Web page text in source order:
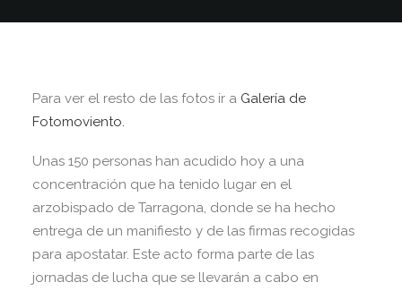
Para ver el resto de las fotos ir a Galería de
Fotomoviento.
Unas 150 personas han acudido hoy a una
concentración que ha tenido lugar en el
arzobispado de Tarragona, donde se ha hecho
entrega de un manifiesto y de las firmas recogidas
para apostatar. Este acto forma parte de las
jornadas de lucha que se llevarán a cabo en